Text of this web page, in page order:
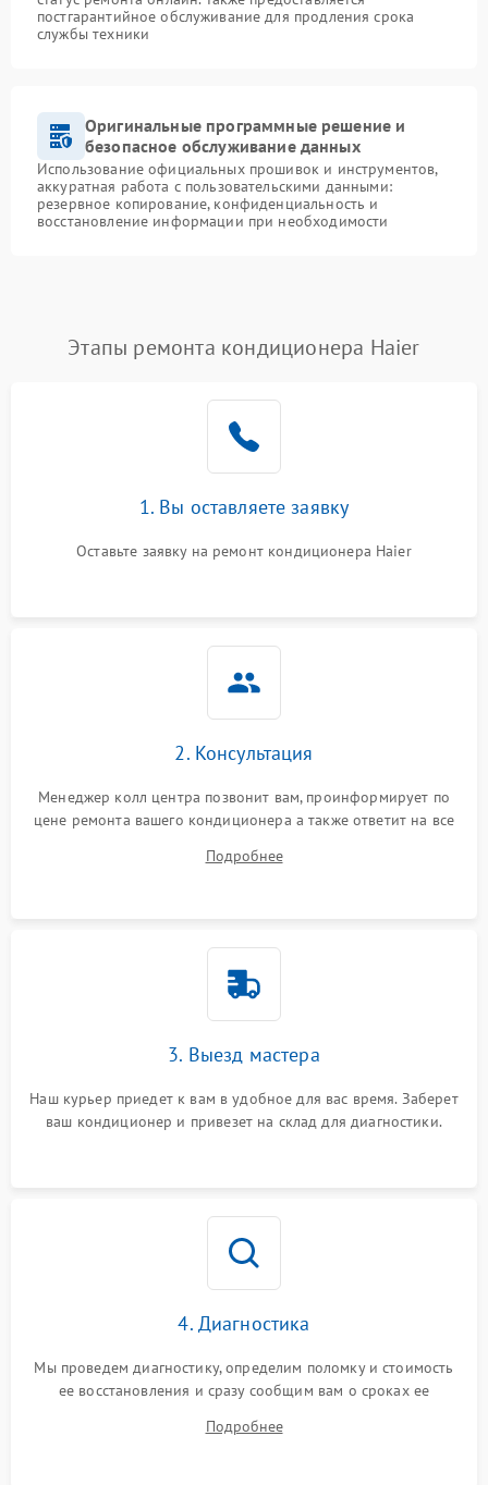
постгарантийное обслуживание для продления срока
службы техники
Оригинальные программные решение и
безопасное обслуживание данных
Использование официальных прошивок и инструментов,
аккуратная работа с пользовательскими данными:
резервное копирование, конфиденциальность и
восстановление информации при необходимости
Этапы ремонта кондиционера Haier
1. Вы оставляете заявку
Оставьте заявку на ремонт кондиционера Haier
2. Консультация
Менеджер колл центра позвонит вам, проинформирует по
цене ремонта вашего кондиционера а также ответит на все
Подробнее
3. Выезд мастера
Наш курьер приедет к вам в удобное для вас время. Заберет
ваш кондиционер и привезет на склад для диагностики.
4. Диагностика
Мы проведем диагностику, определим поломку и стоимость
ее восстановления и сразу сообщим вам о сроках ее
Подробнее